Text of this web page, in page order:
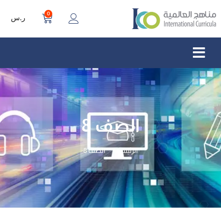
0 ر.س
الصف 8
الرئيسية الصف 8